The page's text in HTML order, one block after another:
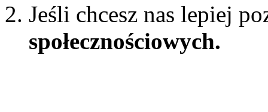
Jeśli chcesz nas lepiej
społecznościowych.